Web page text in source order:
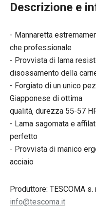
Descrizione e
- Mannaretta
che professionale
- Provvista di lama
disossamento della
- Forgiato di un unico
Giapponese di ottima
qualità, durezza 55-57
- Lama sagomata e
perfetto
- Provvista di manico
acciaio
Produttore: TESCOMA
info@tescoma.it